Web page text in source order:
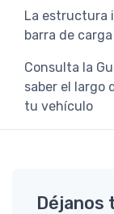
La estructura
barra de
Consulta la
saber el largo
tu vehículo
Déjanos